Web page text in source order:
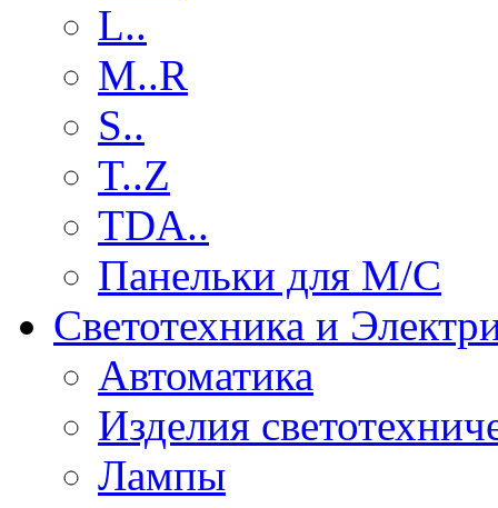
L..
M..R
S..
T..Z
TDA..
Панельки для М/С
Светотехника и
Автоматика
Изделия
Лампы